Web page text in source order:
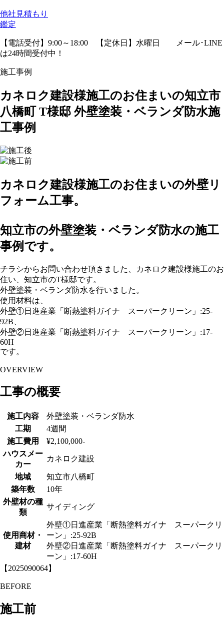
他社見積もり
鑑定
【電話受付】9:00～18:00 【定休日】水曜日
メール･LINE
は24時間受付中！
施工事例
カネロク建設様施工のお住まいの知立市
八橋町 T様邸 外壁塗装・ベランダ防水施
工事例
カネロク建設様施工のお住まいの外壁リ
フォーム工事。
知立市の外壁塗装・ベランダ防水の施工
事例です。
チラシからお問い合わせ頂きました、カネロク建設様施工のお
住い、知立市のT様邸です。
外壁塗装・ベランダ防水を行いました。
使用材料は、
外壁①日進産業「断熱塗料ガイナ スーパークリーン」:25-
92B、
外壁②日進産業「断熱塗料ガイナ スーパークリーン」:17-
60H
です。
OVERVIEW
工事の概要
施工内容
外壁塗装・ベランダ防水
工期
4週間
施工費用
¥2,100,000-
ハウスメー
カー
カネロク建設
地域
知立市八橋町
築年数
10年
外壁材の種
類
サイディング
使用商材・
建材
外壁①日進産業「断熱塗料ガイナ スーパークリ
ーン」:25-92B
外壁②日進産業「断熱塗料ガイナ スーパークリ
ーン」:17-60H
【2025090064】
BEFORE
施工前